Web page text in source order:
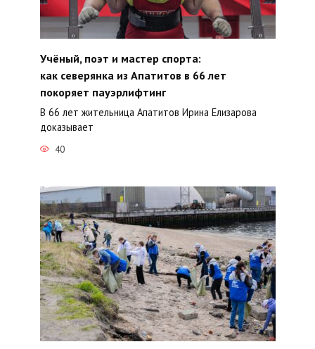
Учёный, поэт и мастер спорта:
как северянка из Апатитов в 66 лет
покоряет пауэрлифтинг
В 66 лет жительница Апатитов Ирина Елизарова
доказывает
40